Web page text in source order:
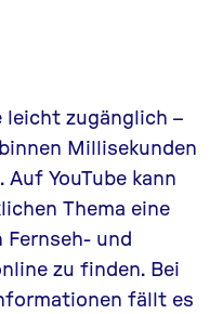
zugänglich –
Millisekunden
YouTube kann
Thema eine
Fernseh- und
zu finden. Bei
fällt es